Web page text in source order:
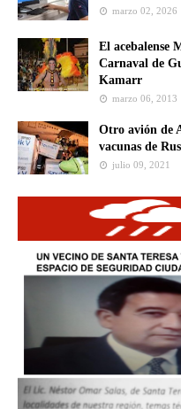
marzo 02, 2026
El acebalense
Carnaval de
Kamarr
marzo 06, 2013
Otro avión de
vacunas de
julio 09, 2021